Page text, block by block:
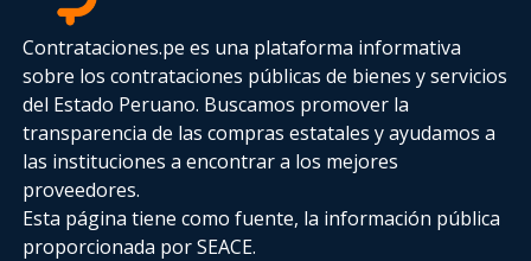
Contrataciones.pe es una plataforma informativa
sobre los contrataciones públicas de bienes y servicios
del Estado Peruano. Buscamos promover la
transparencia de las compras estatalesy ayudamos a
las instituciones a encontrar a los mejores
proveedores.
Esta página tiene como fuente, la información pública
proporcionada por SEACE.